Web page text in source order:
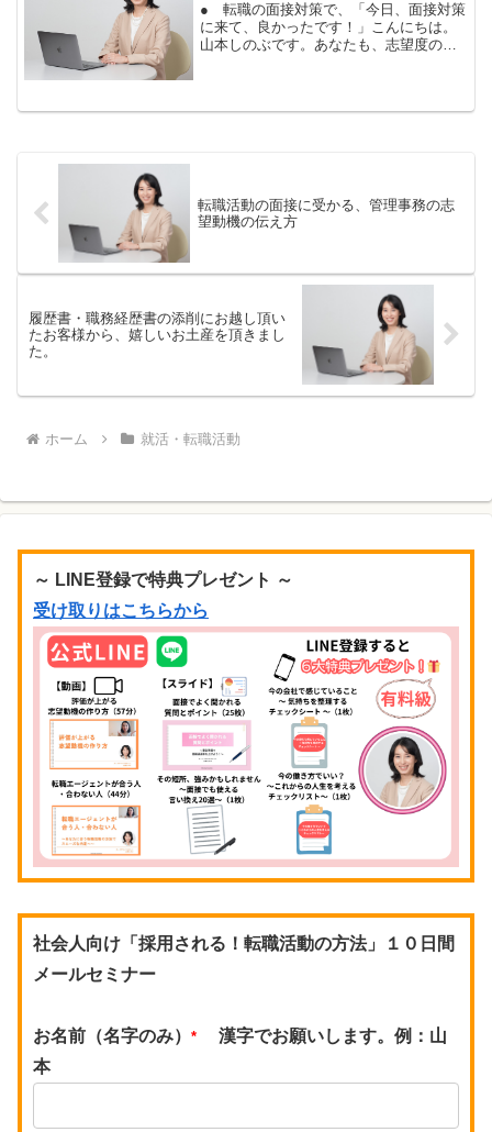
● 転職の面接対策で、「今日、面接対策
に来て、良かったです！」こんにちは。
山本しのぶです。あなたも、志望度の高
す。自分なりに回答を準備...
転職活動の面接に受かる、管理事務の志
望動機の伝え方
履歴書・職務経歴書の添削にお越し頂い
たお客様から、嬉しいお土産を頂きまし
た。
ホーム 就活・転職活動
～ LINE登録で特典プレゼント ～
受け取りはこちらから
社会人向け「採用される！転職活動の方法」１０日間
メールセミナー
お名前（名字のみ） *
漢字でお願いします。例：山
本